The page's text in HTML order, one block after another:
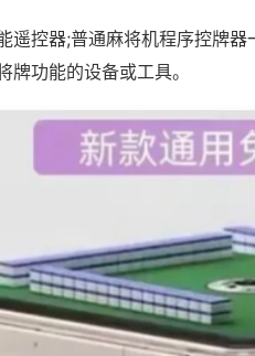
遥控器;普通麻将机程序控牌
牌功能的设备或工具。